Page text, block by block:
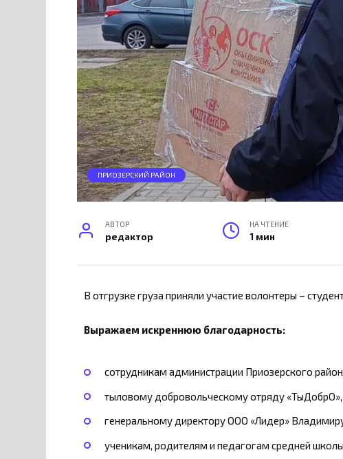
ПРИОЗЕРСКИЙ РАЙОН
АВТОР
редактор
НА ЧТЕНИЕ
1 мин
В отгрузке груза приняли участие волонтеры –
Выражаем искреннюю благодарность:
сотрудникам администрации Приозерского
тыловому добровольческому отряду «ТыДобрО»,
генеральному директору ООО «Лидер»
ученикам, родителям и педагогам средней